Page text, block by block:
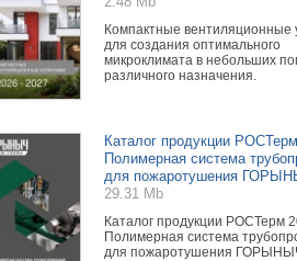
Компактные вентиляционные
для создания оптимального
микроклимата в небольших
различного назначения.
Каталог продукции
Полимерная система
для пожаротушения
29.31 Mb
Каталог продукции РОСТерм
Полимерная система
для пожаротушения